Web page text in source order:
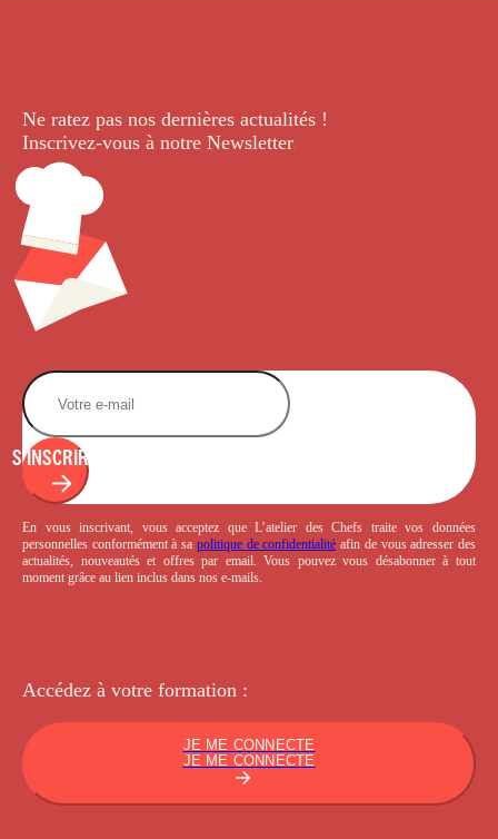
Ne ratez pas nos dernières actualités !
Inscrivez-vous à notre Newsletter.
S'INSCRIRE
En vous inscrivant, vous acceptez que L’atelier des Chefs traite vos données
personnelles conformément à sa politique de confidentialité afin de vous adresser des
actualités, nouveautés et offres par email. Vous pouvez vous désabonner à tout
moment grâce au lien inclus dans nos e-mails.
Accédez à votre formation :
JE ME CONNECTE
JE ME CONNECTE